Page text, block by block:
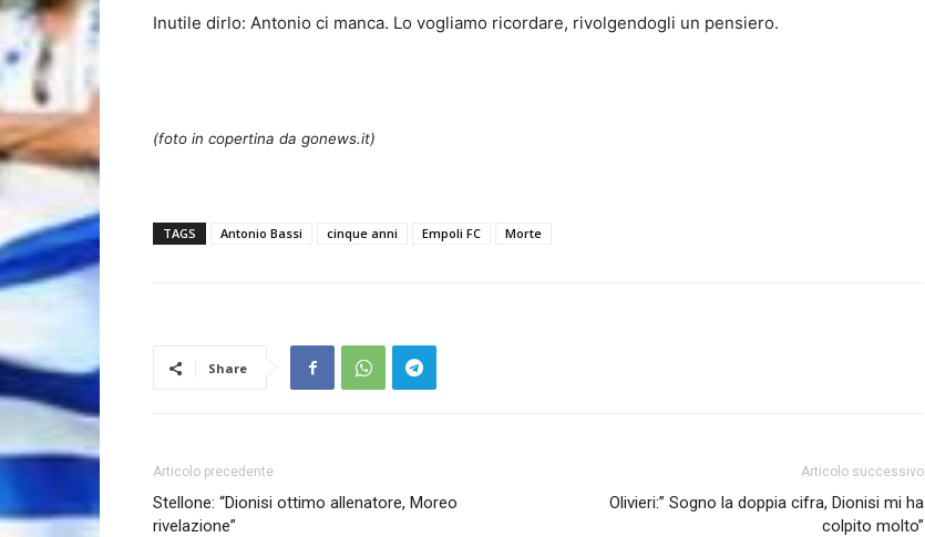
Inutile dirlo: Antonio ci manca. Lo vogliamo ricordare, rivolgendogli un pensiero.
(foto in copertina da gonews.it)
TAGS Antonio Bassi cinque anni Empoli FC Morte
Share
Articolo precedente
Stellone: “Dionisi ottimo allenatore, Moreo
rivelazione”
Articolo successivo
Olivieri:” Sogno la doppia cifra, Dionisi mi ha
colpito molto”